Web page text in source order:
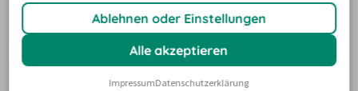
näheren Umgebung können Sie bei unseren Partnern
Sprinter oder Transporter mieten und Aschaffenburg als
Ablehnen oder Einstellungen
Alle akzeptieren
ImpressumDatenschutzerklärung